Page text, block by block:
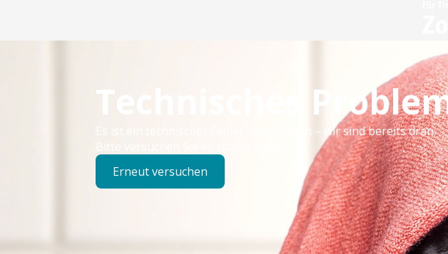
Technisches
Es ist ein technischer Fehler aufgetreten – wir sind bereits dran.
Bitte versuchen Sie es später erneut.
Erneut versuchen